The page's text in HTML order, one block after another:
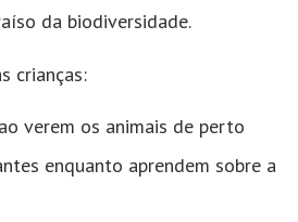
da biodiversidade.
crianças:
verem os animais de perto
enquanto aprendem sobre a